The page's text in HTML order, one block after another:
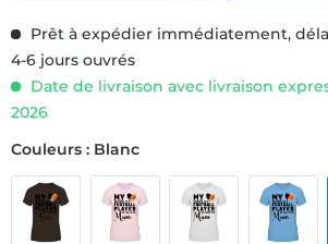
Prêt à expédier immédiatement,
4-6 jours ouvrés
Date de livraison avec livraison
2026
Couleurs : Blanc